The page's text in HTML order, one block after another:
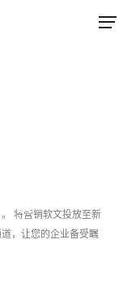
餐
将营销软文投放至新
，让您的企业备受瞩